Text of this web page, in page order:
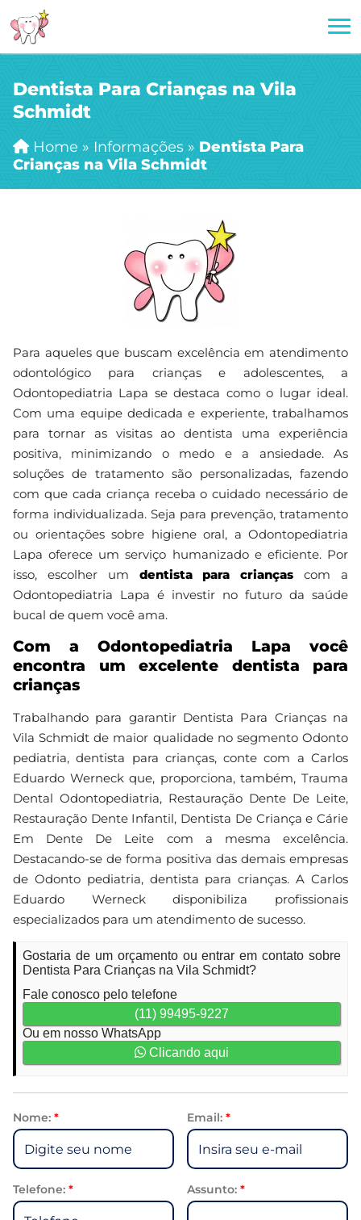
Dentista Para Crianças na Vila
Schmidt
Home » Informações » Dentista Para
Crianças na Vila Schmidt
Para aqueles que buscam excelência em atendimento
odontológico para crianças e adolescentes, a
Odontopediatria Lapa se destaca como o lugar ideal.
Com uma equipe dedicada e experiente, trabalhamos
para tornar as visitas ao dentista uma experiência
positiva, minimizando o medo e a ansiedade. As
soluções de tratamento são personalizadas, fazendo
com que cada criança receba o cuidado necessário de
forma individualizada. Seja para prevenção, tratamento
ou orientações sobre higiene oral, a Odontopediatria
Lapa oferece um serviço humanizado e eficiente. Por
isso, escolher um dentista para crianças com a
Odontopediatria Lapa é investir no futuro da saúde
bucal de quem você ama.
Com a Odontopediatria Lapa você
encontra um excelente dentista para
crianças
Trabalhando para garantir Dentista Para Crianças na
Vila Schmidt de maior qualidade no segmento Odonto
pediatria, dentista para crianças, conte com a Carlos
Eduardo Werneck que, proporciona, também, Trauma
Dental Odontopediatria, Restauração Dente De Leite,
Restauração Dente Infantil, Dentista De Criança e Cárie
Em Dente De Leite com a mesma excelência.
Destacando-se de forma positiva das demais empresas
de Odonto pediatria, dentista para crianças. A Carlos
Eduardo Werneck disponibiliza profissionais
especializados para um atendimento de sucesso.
Gostaria de um orçamento ou entrar em contato sobre
Dentista Para Crianças na Vila Schmidt?
Fale conosco pelo telefone
(11) 99495-9227
Ou em nosso WhatsApp
Clicando aqui
Nome: * Email: *
Telefone: * Assunto: *